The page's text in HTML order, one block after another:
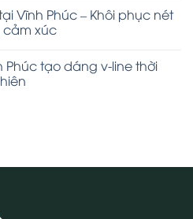
Vĩnh Phúc – Khôi phục nét
xúc
tạo dáng v-line thời